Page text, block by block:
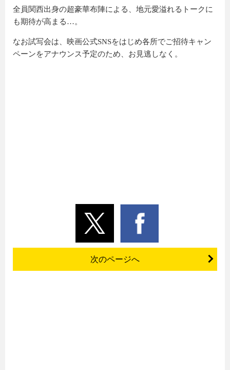
全員関西出身の超豪華布陣による、地元愛溢れるトークに
も期待が高まる…。
なお試写会は、映画公式SNSをはじめ各所でご招待キャン
ペーンをアナウンス予定のため、お見逃しなく。
次のページへ